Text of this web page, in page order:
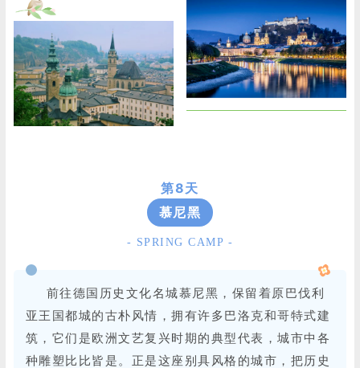
第8天
慕尼黑
- SPRING CAMP -
前往德国历史文化名城慕尼黑，保留着原巴伐利
亚王国都城的古朴风情，拥有许多巴洛克和哥特式建
筑，它们是欧洲文艺复兴时期的典型代表，城市中各
种雕塑比比皆是。正是这座别具风格的城市，把历史